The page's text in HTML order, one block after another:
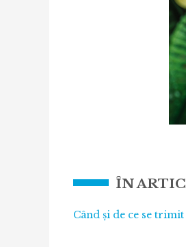
ÎN
Când și de ce se